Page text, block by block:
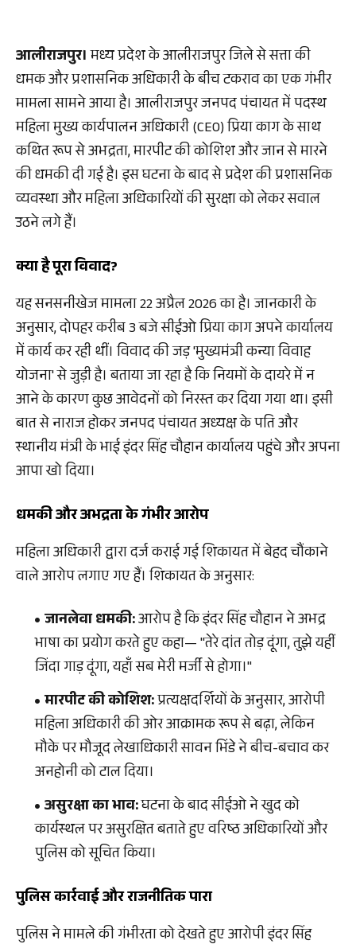
आलीराजपुर।मध्य प्रदेश के आलीराजपुर जिले से सत्ता की
धमक और प्रशासनिक अधिकारी के बीच टकराव का एक गंभीर
मामला सामने आया है। आलीराजपुर जनपद पंचायत में पदस्थ
महिला मुख्य कार्यपालन अधिकारी (CEO) प्रिया काग के साथ
कथित रूप से अभद्रता, मारपीट की कोशिश और जान से मारने
की धमकी दी गई है। इस घटना के बाद से प्रदेश की प्रशासनिक
व्यवस्था और महिला अधिकारियों की सुरक्षा को लेकर सवाल
उठने लगे हैं।
क्या है पूरा विवाद?
यह सनसनीखेज मामला 22 अप्रैल 2026 का है। जानकारी के
अनुसार, दोपहर करीब 3 बजे सीईओ प्रिया काग अपने कार्यालय
में कार्य कर रही थीं। विवाद की जड़ 'मुख्यमंत्री कन्या विवाह
योजना' से जुड़ी है। बताया जा रहा है कि नियमों के दायरे में न
आने के कारण कुछ आवेदनों को निरस्त कर दिया गया था। इसी
बात से नाराज होकर जनपद पंचायत अध्यक्ष के पति और
स्थानीय मंत्री के भाई इंदर सिंह चौहान कार्यालय पहुंचे और अपना
आपा खो दिया।
धमकी और अभद्रता के गंभीर आरोप
महिला अधिकारी द्वारा दर्ज कराई गई शिकायत में बेहद चौंकाने
वाले आरोप लगाए गए हैं। शिकायत के अनुसार:
जानलेवा धमकी:आरोप है कि इंदर सिंह चौहान ने अभद्र
भाषा का प्रयोग करते हुए कहा— "तेरे दांत तोड़ दूंगा, तुझे यहीं
जिंदा गाड़ दूंगा, यहाँ सब मेरी मर्जी से होगा।"
मारपीट की कोशिश:प्रत्यक्षदर्शियों के अनुसार, आरोपी
महिला अधिकारी की ओर आक्रामक रूप से बढ़ा, लेकिन
मौके पर मौजूद लेखाधिकारी सावन भिंडे ने बीच-बचाव कर
अनहोनी को टाल दिया।
असुरक्षा का भाव:घटना के बाद सीईओ ने खुद को
कार्यस्थल पर असुरक्षित बताते हुए वरिष्ठ अधिकारियों और
पुलिस को सूचित किया।
पुलिस कार्रवाई और राजनीतिक पारा
पुलिस ने मामले की गंभीरता को देखते हुए आरोपी इंदर सिंह